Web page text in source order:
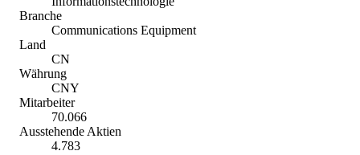
Branche
Communications Equipment
Land
CN
Währung
CNY
Mitarbeiter
70.066
Ausstehende Aktien
4.783